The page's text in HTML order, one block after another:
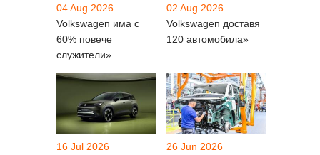
04 Aug 2026
Volkswagen има с
60% повече
служители»
02 Aug 2026
Volkswagen доставя
120 автомобила»
16 Jul 2026
26 Jun 2026